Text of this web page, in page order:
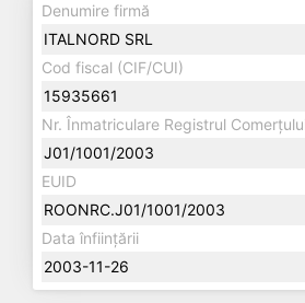
Denumire firmă
ITALNORD SRL
Cod fiscal (CIF/CUI)
15935661
Nr. Înmatriculare Registrul
J01/1001/2003
EUID
ROONRC.J01/1001/2003
Data înființării
2003-11-26